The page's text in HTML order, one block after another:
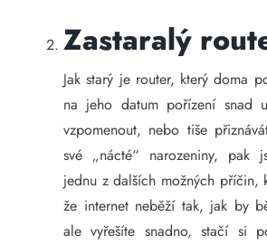
Zastaralý
Jak starý je router, který doma
na jeho datum pořízení snad
vzpomenout, nebo tiše
své „nácté“ narozeniny, pak
jednu z dalších možných příčin,
že internet neběží tak, jak by
ale vyřešíte snadno, stačí si